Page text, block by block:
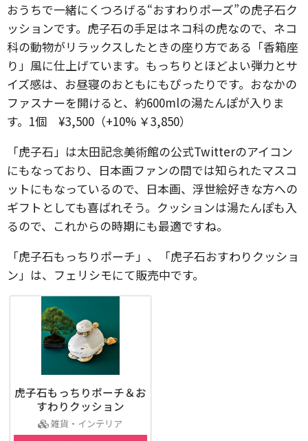
おうちで一緒にくつろげる“おすわりポーズ”の虎子石ク
ッションです。虎子石の手足はネコ科の虎なので、ネコ
科の動物がリラックスしたときの座り方である「香箱座
り」風に仕上げています。もっちりとほどよい弾力とサ
イズ感は、お昼寝のおともにもぴったりです。おなかの
ファスナーを開けると、約600mlの湯たんぽが入りま
す。1個 ¥3,500（+10% ￥3,850）
「虎子石」は太田記念美術館の公式Twitterのアイコン
にもなっており、日本画ファンの間では知られたマスコ
ットにもなっているので、日本画、浮世絵好きな方への
ギフトとしても喜ばれそう。クッションは湯たんぽも入
るので、これからの時期にも最適ですね。
「虎子石もっちりポーチ」、「虎子石おすわりクッショ
ン」は、フェリシモにて販売中です。
虎子石もっちりポーチ＆お
すわりクッション
雑貨・インテリア